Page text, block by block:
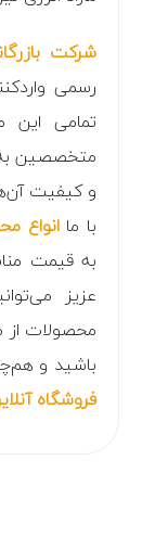
شرکت
رسمی
تمامی این
متخصصین
و کیفیت
با ماانواع
به قیمت
عزیز
محصولات
باشید و
فروشگاه